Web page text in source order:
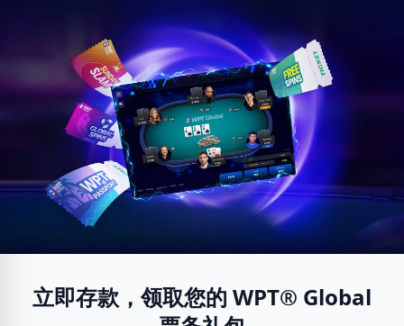
立即存款，领取您的 WPT® Global